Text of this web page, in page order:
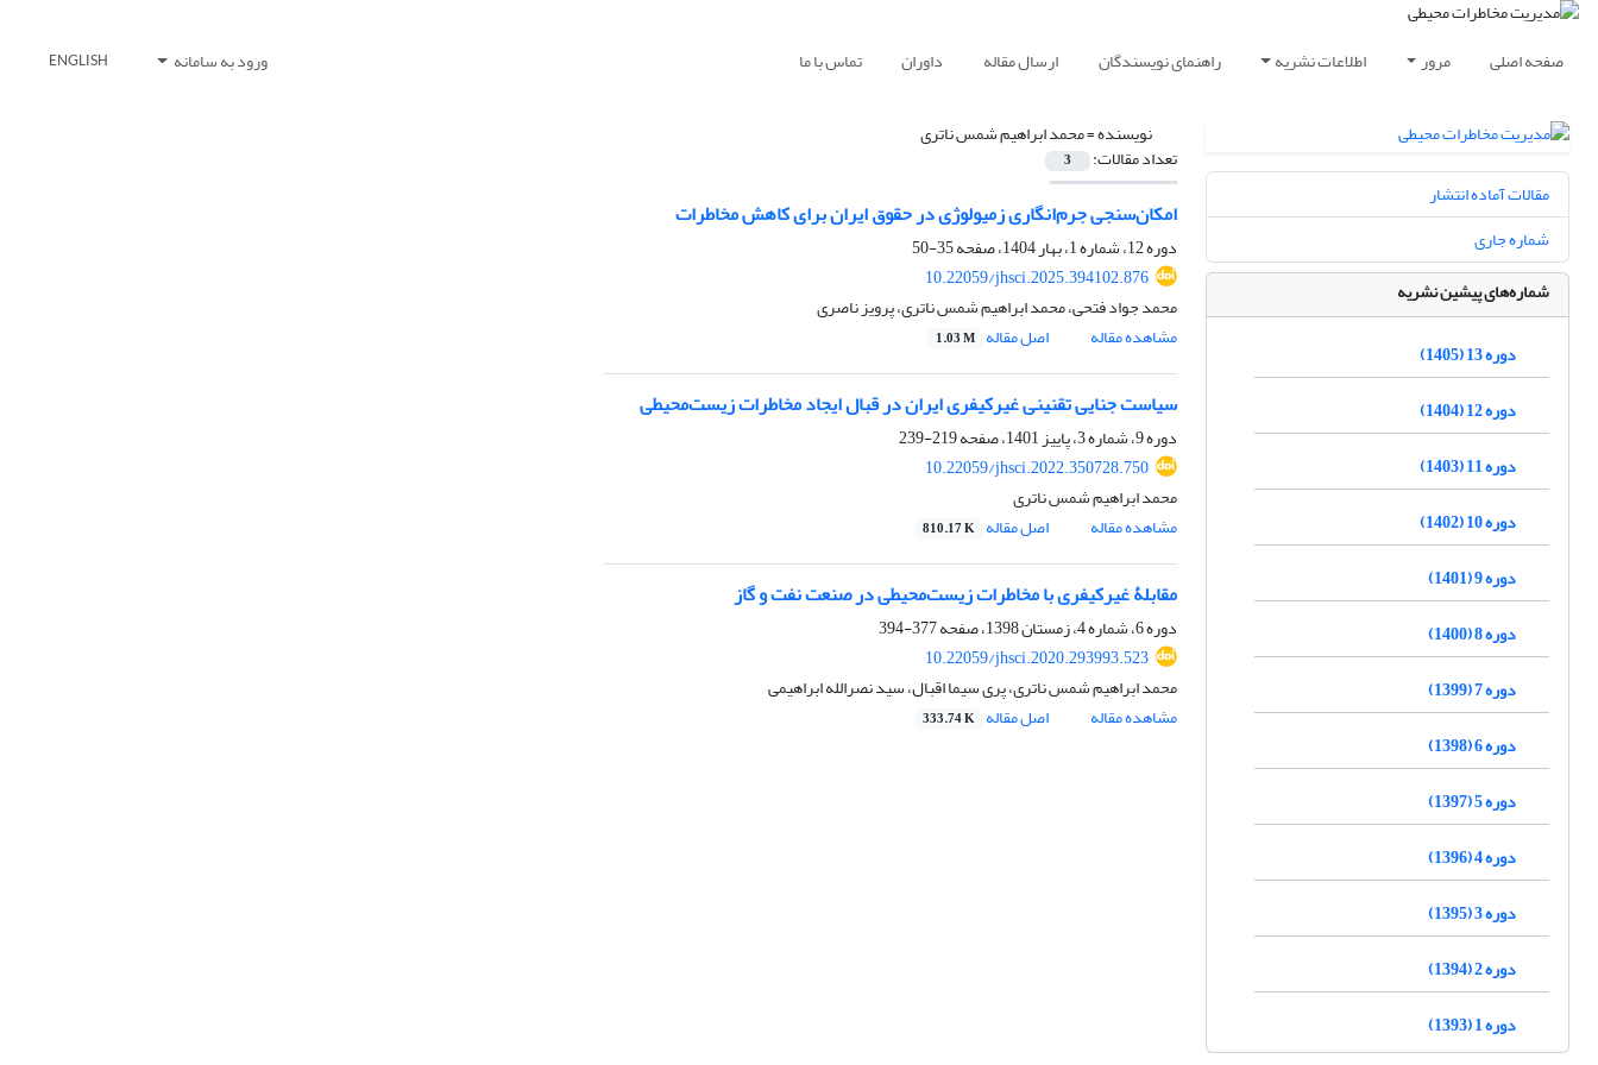
صفحه اصلی مرور اطلاعات نشریه راهنمای نویسندگان ارسال مقاله داوران تماس با ما ورود به سامانه ENGLISH
نویسنده =محمد ابراهیم شمس ناتری
تعداد مقالات: 3
امکان‌سنجی جرم‌انگاری زمیولوژی در حقوق ایران برای کاهش مخاطرات
دوره 12، شماره 1، بهار 1404، صفحه
35-50
10.22059/jhsci.2025.394102.876
محمد جواد فتحی، محمد ابراهیم شمس ناتری، پرویز ناصری
مشاهده مقاله
اصل مقاله 1.03 M
سیاست جنایی تقنینی غیرکیفری ایران در قبال ایجاد مخاطرات زیست‌محیطی
دوره 9، شماره 3، پاییز 1401، صفحه
219-239
10.22059/jhsci.2022.350728.750
محمد ابراهیم شمس ناتری
مشاهده مقاله
اصل مقاله 810.17 K
مقابلۀ غیرکیفری با مخاطرات زیست‌محیطی در صنعت نفت و گاز
دوره 6، شماره 4، زمستان 1398، صفحه
377-394
10.22059/jhsci.2020.293993.523
محمد ابراهیم شمس ناتری، پری سیما اقبال، سید نصرالله ابراهیمی
مشاهده مقاله
اصل مقاله 333.74 K
مقالات آماده انتشار
شماره جاری
شماره‌های پیشین نشریه
دوره 13 (1405)
دوره 12 (1404)
دوره 11 (1403)
دوره 10 (1402)
دوره 9 (1401)
دوره 8 (1400)
دوره 7 (1399)
دوره 6 (1398)
دوره 5 (1397)
دوره 4 (1396)
دوره 3 (1395)
دوره 2 (1394)
دوره 1 (1393)